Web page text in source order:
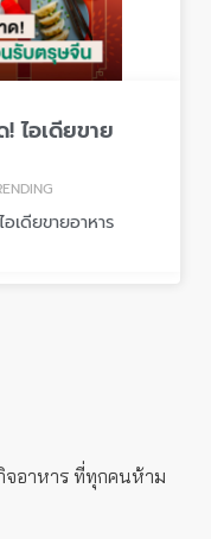
ไอเดียขาย
ไอเดียขายอาหาร
จอาหาร ที่ทุกคนห้าม